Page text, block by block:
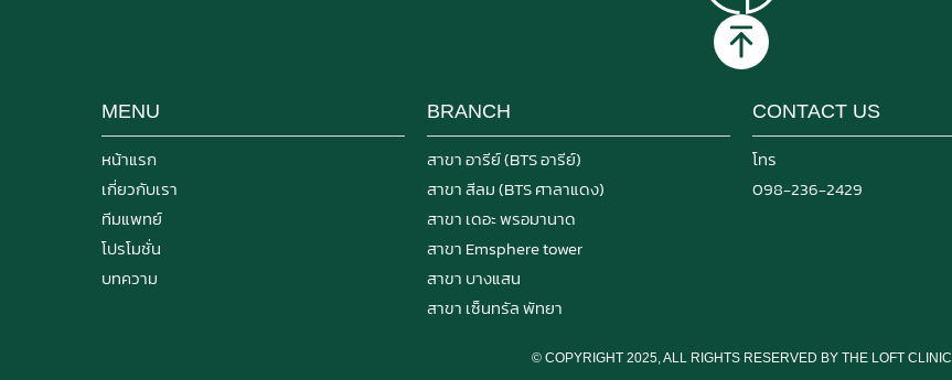
MENU
หน้าแรก
เกี่ยวกับเรา
ทีมแพทย์
โปรโมชั่น
บทความ
BRANCH
สาขา อารีย์ (BTS อารีย์)
สาขา สีลม (BTS ศาลาแดง)
สาขา เดอะ พรอมานาด
สาขา Emsphere tower
สาขา บางแสน
สาขา เซ็นทรัล พัทยา
CONTACT US
โทร
098-236-2429
© COPYRIGHT 2025, ALL RIGHTS RESERVED BY THE LOFT CLINIC